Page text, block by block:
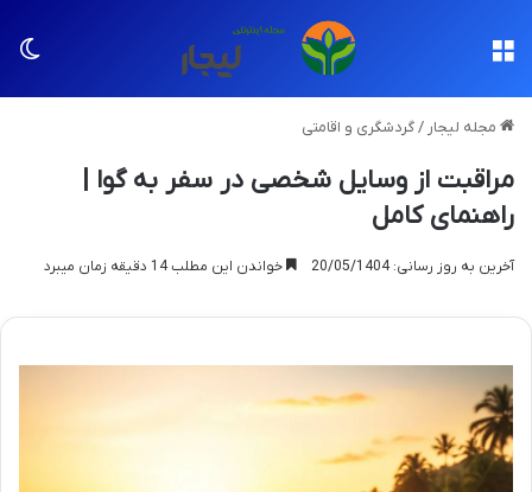
مجله لیجار /گردشگری و اقامتی
مراقبت از وسایل شخصی در سفر به گوا |
راهنمای کامل
آخرین به روز رسانی: 20/05/1404 خواندن این مطلب 14 دقیقه زمان میبرد